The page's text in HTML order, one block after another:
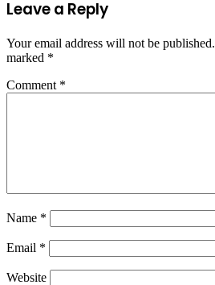
Leave a Reply
Your email address will not be published.
marked *
Comment *
Name *
Email *
Website